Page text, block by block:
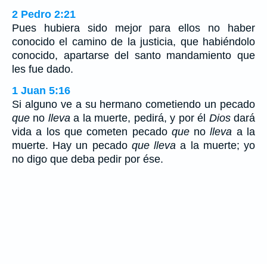
2 Pedro 2:21
Pues hubiera sido mejor para ellos no haber
conocido el camino de la justicia, que habiéndolo
conocido, apartarse del santo mandamiento que
les fue dado.
1 Juan 5:16
Si alguno ve a su hermano cometiendo un pecado
que no llevaa la muerte, pedirá, y por él Diosdará
vida a los que cometen pecado quenolleva a la
muerte. Hay un pecado que lleva a la muerte; yo
no digo que deba pedir por ése.